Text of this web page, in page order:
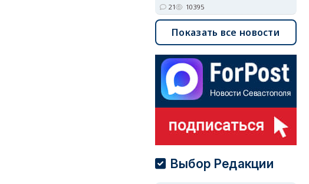
21 10395
Показать все новости
Выбор Редакции